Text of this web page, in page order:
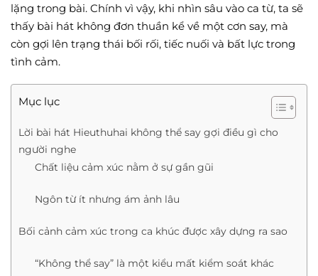
lặng trong bài. Chính vì vậy, khi nhìn sâu vào ca từ, ta sẽ
thấy bài hát không đơn thuần kể về một cơn say, mà
còn gợi lên trạng thái bối rối, tiếc nuối và bất lực trong
tình cảm.
Mục lục
Lời bài hát Hieuthuhai không thể say gợi điều gì cho
người nghe
Chất liệu cảm xúc nằm ở sự gần gũi
Ngôn từ ít nhưng ám ảnh lâu
Bối cảnh cảm xúc trong ca khúc được xây dựng ra sao
“Không thể say” là một kiểu mất kiểm soát khác